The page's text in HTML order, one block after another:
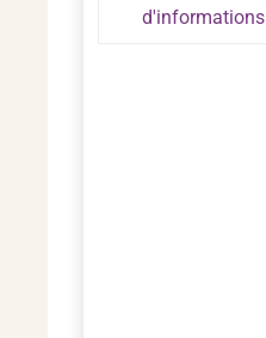
d'informations